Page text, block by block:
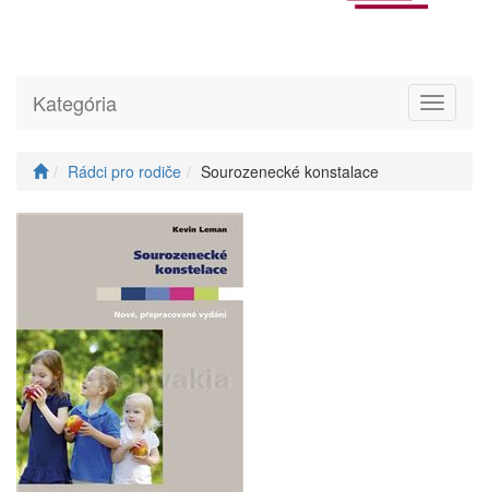
Toggle
Kategória
Rádci pro rodiče Sourozenecké konstalace